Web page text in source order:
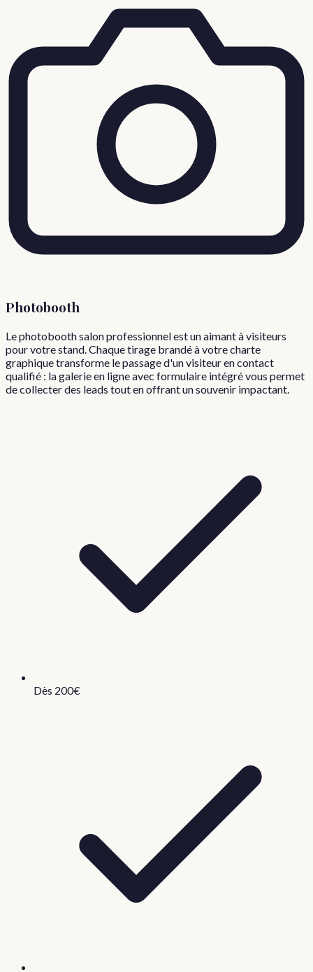
Photobooth
Le photobooth salon professionnel est un aimant à visiteurs
pour votre stand. Chaque tirage brandé à votre charte
graphique transforme le passage d'un visiteur en contact
qualifié : la galerie en ligne avec formulaire intégré vous permet
de collecter des leads tout en offrant un souvenir impactant.
Dès 200€